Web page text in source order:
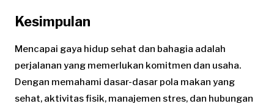
Kesimpulan
Mencapai gaya hidup sehat dan bahagia adalah
perjalanan yang memerlukan komitmen dan usaha.
Dengan memahami dasar-dasar pola makan yang
sehat, aktivitas fisik, manajemen stres, dan hubungan